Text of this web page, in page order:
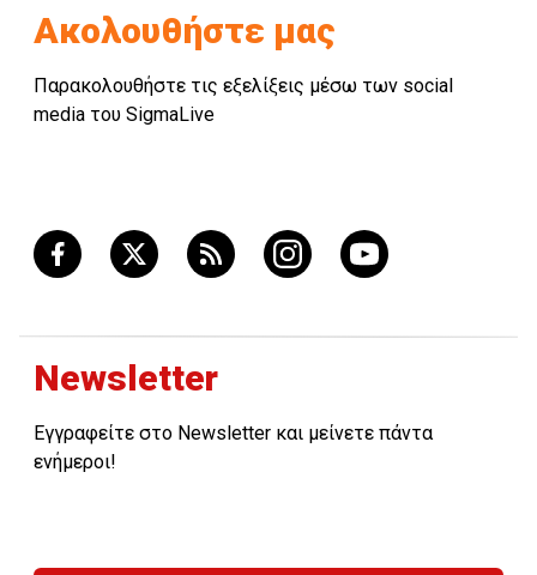
Ακολουθήστε μας
Παρακολουθήστε τις εξελίξεις μέσω των social
media του SigmaLive
Newsletter
Εγγραφείτε στο Newsletter και μείνετε πάντα
ενήμεροι!